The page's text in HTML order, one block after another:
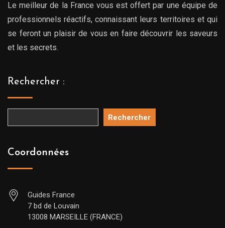
Le meilleur de la France vous est offert par une équipe de
professionnels réactifs, connaissant leurs territoires et qui
se feront un plaisir de vous en faire découvrir les saveurs
et les secrets.
Rechercher :
Rechercher
Coordonnées
Guides France
7 bd de Louvain
13008 MARSEILLE (FRANCE)